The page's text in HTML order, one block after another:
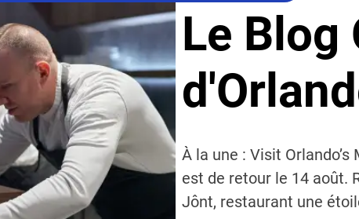
Le
À la une : Visit
est de retour le 14 août.
Jônt, restaurant une